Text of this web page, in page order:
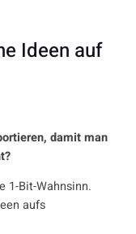
Ideen auf
damit man
1-Bit-Wahnsinn.
aufs